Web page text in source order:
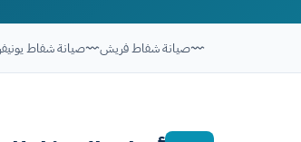
صيانة شفاط فريش صيانة شفاط